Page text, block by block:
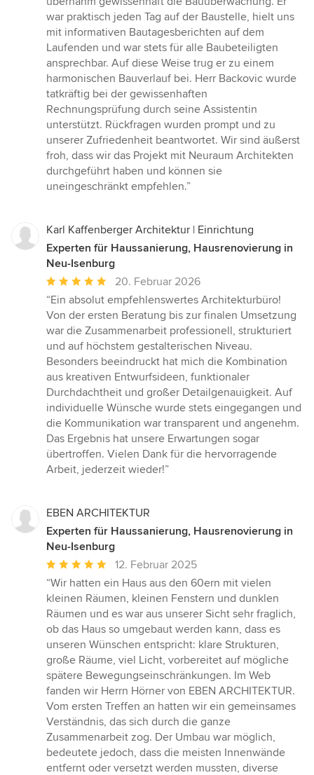
war praktisch jeden Tag auf der Baustelle, hielt uns
mit informativen Bautagesberichten auf dem
Laufenden und war stets für alle Baubeteiligten
ansprechbar. Auf diese Weise trug er zu einem
harmonischen Bauverlauf bei. Herr Backovic wurde
tatkräftig bei der gewissenhaften
Rechnungsprüfung durch seine Assistentin
unterstützt. Rückfragen wurden prompt und zu
unserer Zufriedenheit beantwortet. Wir sind äußerst
froh, dass wir das Projekt mit Neuraum Architekten
durchgeführt haben und können sie
uneingeschränkt empfehlen.”
Karl Kaffenberger Architektur | Einrichtung
Experten für Haussanierung, Hausrenovierung in
Neu-Isenburg
Durchschnittliche
Bewertung:
5
von
5
Sternen
20. Februar 2026
“Ein absolut empfehlenswertes Architekturbüro!
Von der ersten Beratung bis zur finalen Umsetzung
war die Zusammenarbeit professionell, strukturiert
und auf höchstem gestalterischen Niveau.
Besonders beeindruckt hat mich die Kombination
aus kreativen Entwurfsideen, funktionaler
Durchdachtheit und großer Detailgenauigkeit. Auf
individuelle Wünsche wurde stets eingegangen und
die Kommunikation war transparent und angenehm.
Das Ergebnis hat unsere Erwartungen sogar
übertroffen. Vielen Dank für die hervorragende
Arbeit, jederzeit wieder!”
EBEN ARCHITEKTUR
Experten für Haussanierung, Hausrenovierung in
Neu-Isenburg
Durchschnittliche
Bewertung:
5
von
5
Sternen
12. Februar 2025
“Wir hatten ein Haus aus den 60ern mit vielen
kleinen Räumen, kleinen Fenstern und dunklen
Räumen und es war aus unserer Sicht sehr fraglich,
ob das Haus so umgebaut werden kann, dass es
unseren Wünschen entspricht: klare Strukturen,
große Räume, viel Licht, vorbereitet auf mögliche
spätere Bewegungseinschränkungen. Im Web
fanden wir Herrn Hörner von EBEN ARCHITEKTUR.
Vom ersten Treffen an hatten wir ein gemeinsames
Verständnis, das sich durch die ganze
Zusammenarbeit zog. Der Umbau war möglich,
bedeutete jedoch, dass die meisten Innenwände
entfernt oder versetzt werden mussten, diverse